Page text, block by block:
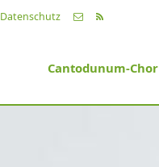
Datenschutz
Cantodunum-Chor